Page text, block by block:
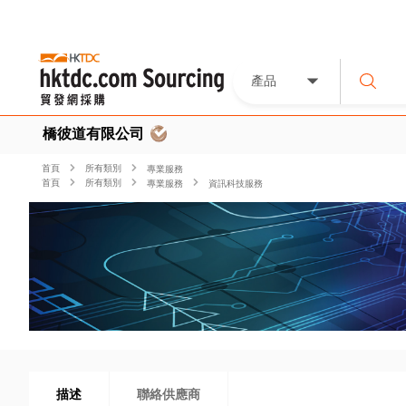
產品
橋彼道有限公司
首頁 所有類別
專業服務
首頁
所有類別 專業服務 資訊科技服務
描述 聯絡供應商